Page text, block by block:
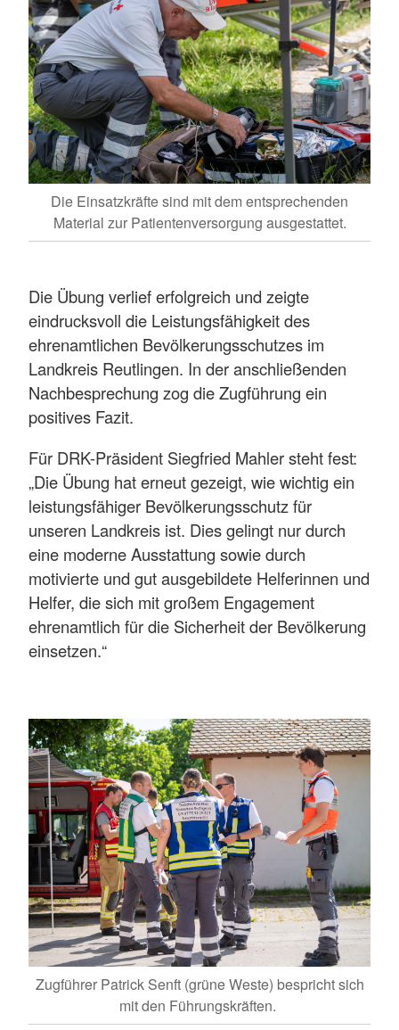
Die Einsatzkräfte sind mit dem entsprechenden
Material zur Patientenversorgung ausgestattet.
Die Übung verlief erfolgreich und zeigte
eindrucksvoll die Leistungsfähigkeit des
ehrenamtlichen Bevölkerungsschutzes im
Landkreis Reutlingen. In der anschließenden
Nachbesprechung zog die Zugführung ein
positives Fazit.
Für DRK-Präsident Siegfried Mahler steht fest:
„Die Übung hat erneut gezeigt, wie wichtig ein
leistungsfähiger Bevölkerungsschutz für
unseren Landkreis ist. Dies gelingt nur durch
eine moderne Ausstattung sowie durch
motivierte und gut ausgebildete Helferinnen und
Helfer, die sich mit großem Engagement
ehrenamtlich für die Sicherheit der Bevölkerung
einsetzen.“
Zugführer Patrick Senft (grüne Weste) bespricht sich
mit den Führungskräften.